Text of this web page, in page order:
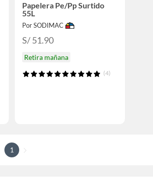
Papelera Pe/Pp Surtido
55L
Por SODIMAC
S/ 51.90
Retira mañana
(4)
1